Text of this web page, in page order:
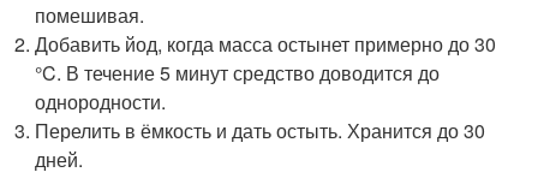
помешивая.
Добавить йод, когда масса остынет примерно до 30
°C. В течение 5 минут средство доводится до
однородности.
Перелить в ёмкость и дать остыть. Хранится до 30
дней.